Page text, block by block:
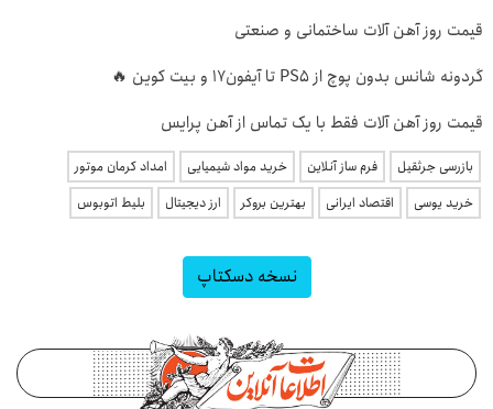
قیمت روز آهن آلات ساختمانی و صنعتی
گردونه شانس بدون پوچ از PS5 تا آیفون17 و بیت کوین 🔥
قیمت روز آهن آلات فقط با یک تماس از آهن پرایس
بازرسی جرثقیل فرم ساز آنلاین خرید مواد شیمیایی
امداد کرمان موتور
خرید یوسی
اقتصاد ایرانی بهترین بروکر ارز دیجیتال بلیط اتوبوس
نسخه دسکتاپ